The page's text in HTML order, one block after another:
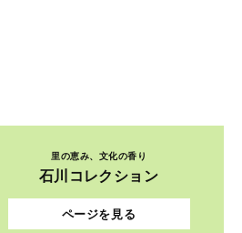
里の恵み、文化の香り
石川コレクション
ページを見る